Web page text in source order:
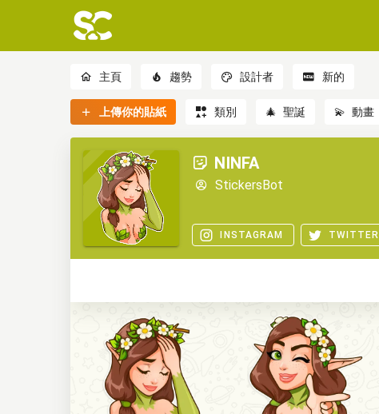
主頁 趨勢 設計者 新的
上傳你的貼紙 類別 🎄 聖誕 💫 動畫
NINFA
StickersBot
INSTAGRAM TWITTER